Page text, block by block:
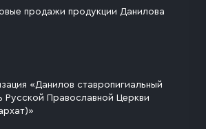
продажи продукции Данилова
«Данилов ставропигиальный
Православной Церкви